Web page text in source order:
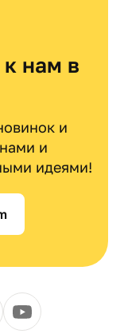
нам в
и
и
идеями!